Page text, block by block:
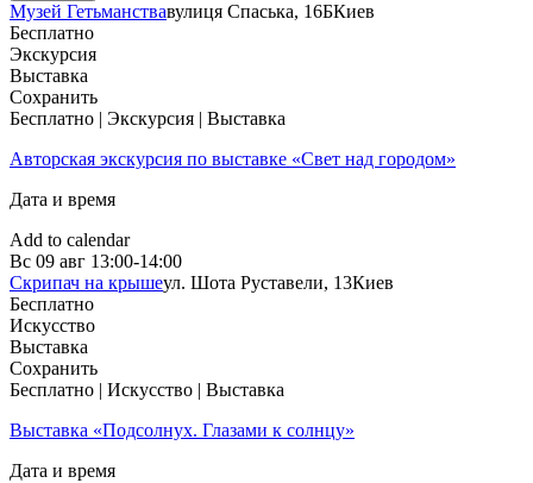
Музей Гетьманствавулиця Спаська, 16БКиев
Бесплатно
Экскурсия
Выставка
Сохранить
Бесплатно | Экскурсия | Выставка
Авторская экскурсия по выставке «Свет над городом»
Дата и время
Add to calendar
Вс 09 авг 13:00-14:00
Скрипач на крышеул. Шота Руставели, 13Киев
Бесплатно
Искусство
Выставка
Сохранить
Бесплатно | Искусство | Выставка
Выставка «Подсолнух. Глазами к солнцу»
Дата и время